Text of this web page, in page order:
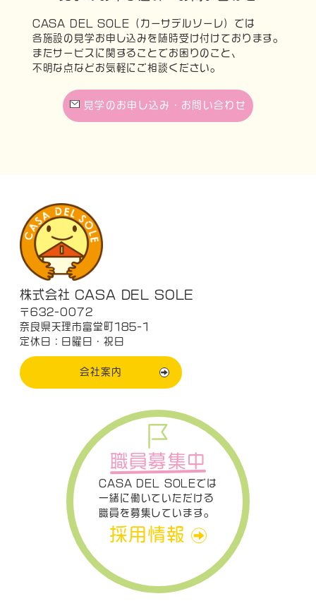
CASA DEL SOLE（カーサデルソーレ）では
各施設の見学お申し込みを随時受け付けております。
またサービスに関することでお困りのこと、
不明な点などお気軽にご相談ください。
見学のお申し込み・お問い合わせ
株式会社 CASA DEL SOLE
〒632-0072
奈良県天理市富堂町185-1
定休日：日曜日・祝日
会社案内
職員募集中
CASA DEL SOLEでは
一緒に働いていただける
職員を募集しています。
採用情報